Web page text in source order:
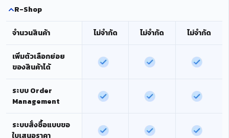
R-Shop
จำนวนสินค้า ไม่จำกัด ไม่จำกัด ไม่จำกัด
เพิ่มตัวเลือกย่อย
ของสินค้าได้
ระบบ Order
Management
ระบบสั่งซื้อแบบขอ